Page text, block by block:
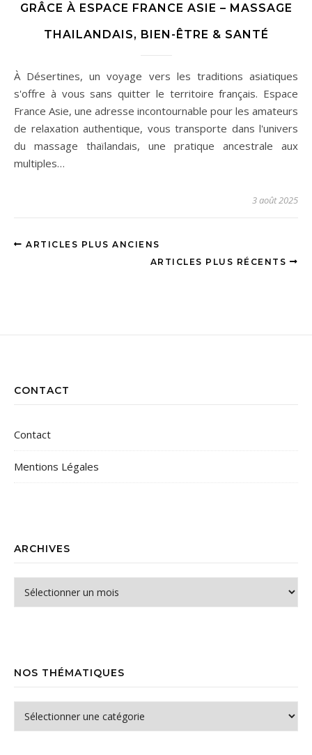
GRÂCE À ESPACE FRANCE ASIE – MASSAGE
THAILANDAIS, BIEN-ÊTRE & SANTÉ
À Désertines, un voyage vers les traditions asiatiques
s'offre à vous sans quitter le territoire français. Espace
France Asie, une adresse incontournable pour les amateurs
de relaxation authentique, vous transporte dans l'univers
du massage thaïlandais, une pratique ancestrale aux
multiples…
3 août 2025
ARTICLES PLUS ANCIENS
ARTICLES PLUS RÉCENTS
CONTACT
Contact
Mentions Légales
ARCHIVES
NOS THÉMATIQUES